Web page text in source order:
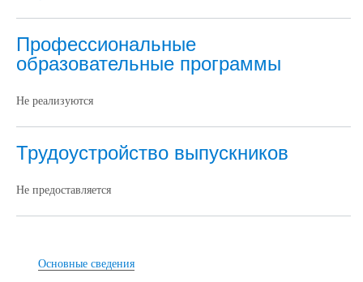
Профессиональные
образовательные программы
Не реализуются
Трудоустройство выпускников
Не предоставляется
Основные сведения